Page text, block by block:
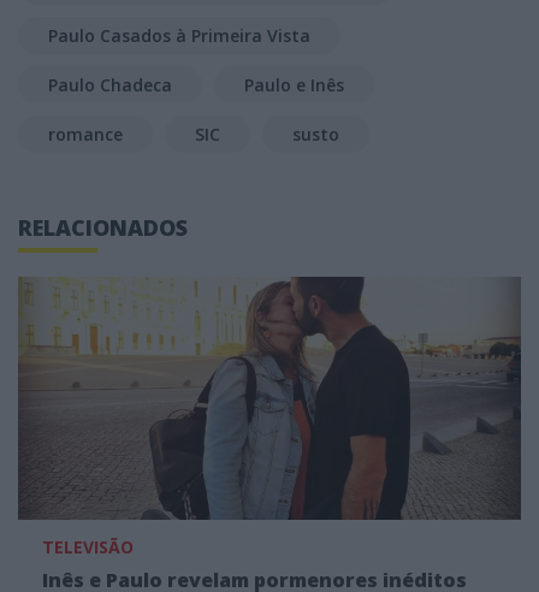
Paulo Casados à Primeira Vista
Paulo Chadeca Paulo e Inês
romance SIC susto
RELACIONADOS
TELEVISÃO
Inês e Paulo revelam pormenores inéditos